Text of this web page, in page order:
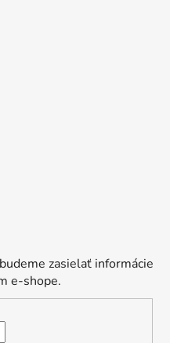
zasielať informácie
e-shope.